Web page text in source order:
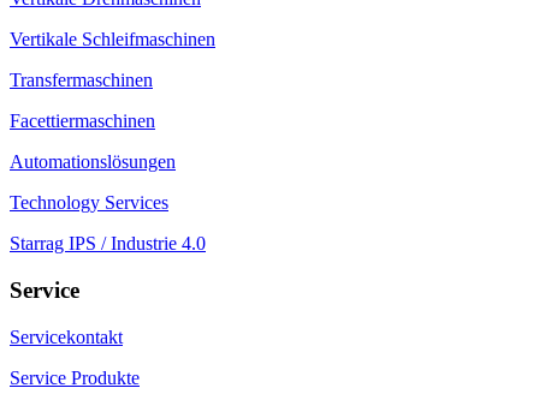
Vertikale Schleifmaschinen
Transfermaschinen
Facettiermaschinen
Automationslösungen
Technology Services
Starrag IPS / Industrie 4.0
Service
Servicekontakt
Service Produkte